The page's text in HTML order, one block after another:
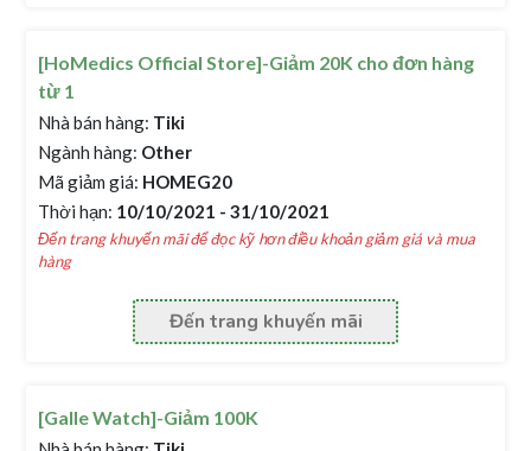
[HoMedics Official Store]-Giảm 20K cho đơn hàng
từ 1
Nhà bán hàng: Tiki
Ngành hàng: Other
Mã giảm giá: HOMEG20
Thời hạn: 10/10/2021 - 31/10/2021
Đến trang khuyến mãi để đọc kỹ hơn điều khoản giảm giá và mua
hàng
Đến trang khuyến mãi
[Galle Watch]-Giảm 100K